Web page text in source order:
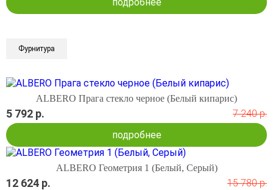
Фурнитура
ALBERO Прага стекло черное (Белый кипарис)
5 792 р.
7 240 р.
подробнее
ALBERO Геометрия 1 (Белый, Серый)
12 624 р.
15 780 р.